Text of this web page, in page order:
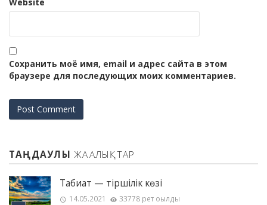
Сохранить моё имя, email и адрес сайта в этом
браузере для последующих моих комментариев.
ТАҢДАУЛЫ ЖАҢАЛЫҚТАР
Табиғат — тіршілік көзі
14.05.2021 33778 рет оқылды